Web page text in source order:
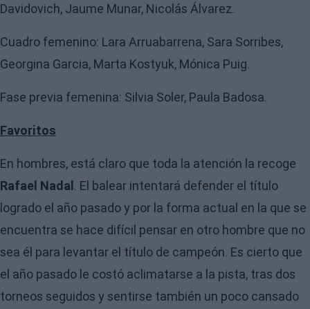
Davidovich, Jaume Munar, Nicolás Álvarez.
Cuadro femenino: Lara Arruabarrena, Sara Sorribes,
Georgina Garcia, Marta Kostyuk, Mónica Puig.
Fase previa femenina: Silvia Soler, Paula Badosa.
Favoritos
En hombres, está claro que toda la atención la recoge
Rafael Nadal. El balear intentará defender el título
logrado el año pasado y por la forma actual en la que se
encuentra se hace difícil pensar en otro hombre que no
sea él para levantar el título de campeón. Es cierto que
el año pasado le costó aclimatarse a la pista, tras dos
torneos seguidos y sentirse también un poco cansado